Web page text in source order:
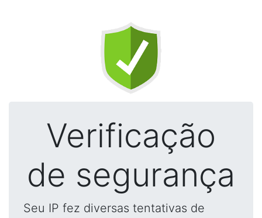
Verificação
de segurança
Seu IP fez diversas tentativas de